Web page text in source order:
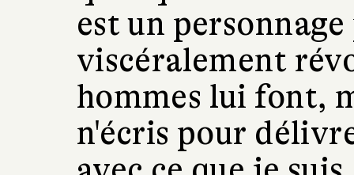
est un
viscéralement
hommes lui font,
n'écris pour